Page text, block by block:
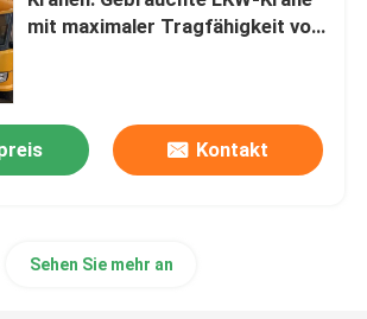
mit maximaler Tragfähigkeit von
Kontakt
Sehen Sie mehr an